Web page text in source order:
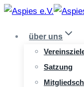
Zum
springenüber uns
Satzung